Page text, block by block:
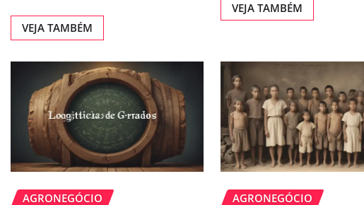
VEJA TAMBÉM
VEJA TAMBÉM
AGRONEGÓCIO AGRONEGÓCIO